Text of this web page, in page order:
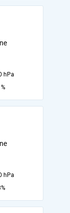
hPa
hPa